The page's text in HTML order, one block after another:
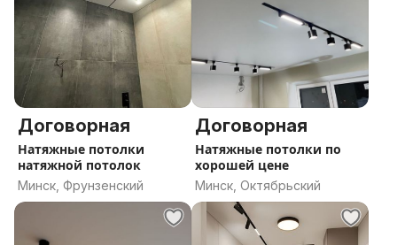
Договорная
Натяжные потолки
натяжной потолок
Минск, Фрунзенский
Договорная
Натяжные потолки по
хорошей цене
Минск, Октябрьский